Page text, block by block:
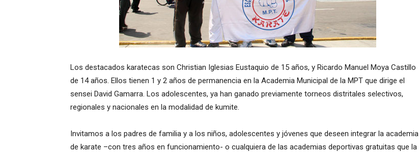
Los destacados karatecas son Christian Iglesias Eustaquio de 15 años, y Ricardo Manuel Moya Castillo
de 14 años. Ellos tienen 1 y 2 años de permanencia en la Academia Municipal de la MPT que dirige el
sensei David Gamarra. Los adolescentes, ya han ganado previamente torneos distritales selectivos,
regionales y nacionales en la modalidad de kumite.
Invitamos a los padres de familia y a los niños, adolescentes y jóvenes que deseen integrar la academia
de karate –con tres años en funcionamiento- o cualquiera de las academias deportivas gratuitas que la